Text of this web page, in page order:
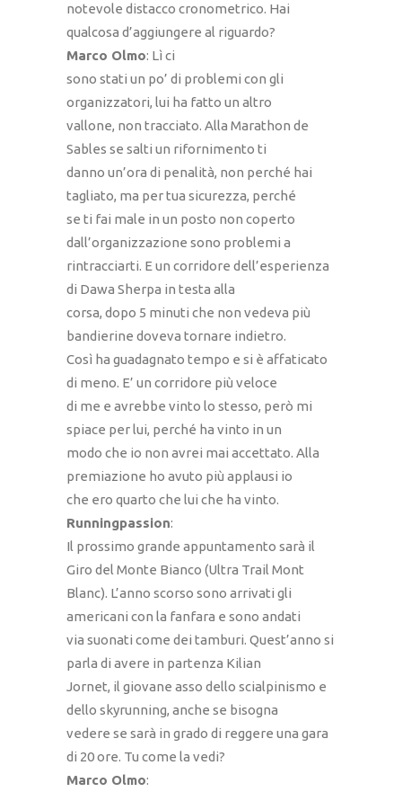
notevole distacco cronometrico. Hai
qualcosa d’aggiungere al riguardo?
Marco Olmo: Lì ci
sono stati un po’ di problemi con gli
organizzatori, lui ha fatto un altro
vallone, non tracciato. Alla Marathon de
Sables se salti un rifornimento ti
danno un’ora di penalità, non perché hai
tagliato, ma per tua sicurezza, perché
se ti fai male in un posto non coperto
dall’organizzazione sono problemi a
rintracciarti. E un corridore dell’esperienza
di Dawa Sherpa in testa alla
corsa, dopo 5 minuti che non vedeva più
bandierine doveva tornare indietro.
Così ha guadagnato tempo e si è affaticato
di meno. E’ un corridore più veloce
di me e avrebbe vinto lo stesso, però mi
spiace per lui, perché ha vinto in un
modo che io non avrei mai accettato. Alla
premiazione ho avuto più applausi io
che ero quarto che lui che ha vinto.
Runningpassion:
Il prossimo grande appuntamento sarà il
Giro del Monte Bianco (Ultra Trail Mont
Blanc). L’anno scorso sono arrivati gli
americani con la fanfara e sono andati
via suonati come dei tamburi. Quest’anno si
parla di avere in partenza Kilian
Jornet, il giovane asso dello scialpinismo e
dello skyrunning, anche se bisogna
vedere se sarà in grado di reggere una gara
di 20 ore. Tu come la vedi?
Marco Olmo: